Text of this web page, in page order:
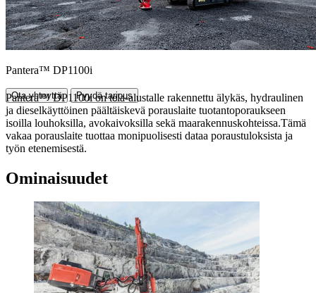
Pantera™ DP1100i
Ota yhteyttä Pyydä tarjous
Pantera™ DP1100i on tela-alustalle rakennettu älykäs, hydraulinen
ja dieselkäyttöinen päältäiskevä porauslaite tuotantoporaukseen
isoilla louhoksilla, avokaivoksilla sekä maarakennuskohteissa.Tämä
vakaa porauslaite tuottaa monipuolisesti dataa poraustuloksista ja
työn etenemisestä.
Ominaisuudet